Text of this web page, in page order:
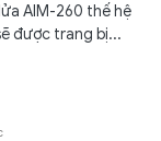
AIM-260 thế hệ
được trang bị...